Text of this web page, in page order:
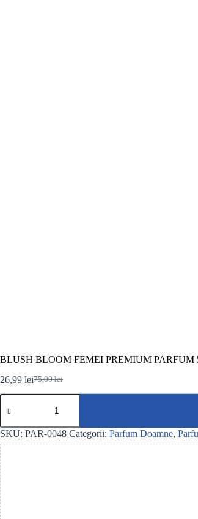
BLUSH BLOOM FEMEI PREMIUM PARFUM
75,00lei
Prețul
inițial
75,00 lei.
26,99 leiPrețul
curent
26,99 lei.
Cantitate
BLUSH
FEMEI
PREMIUM
PARFUM
50ML
SKU: PAR-0048 Categorii: Parfum Doamne,